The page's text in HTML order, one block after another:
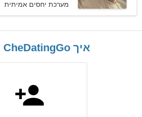
מערכת יחסים אמיתית
איך CheDatingGo עובד